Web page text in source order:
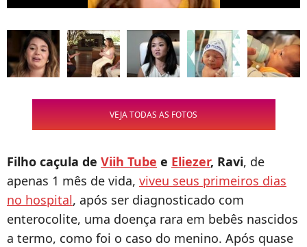
VEJA TODAS AS FOTOS
Filho caçula de Viih Tube e Eliezer, Ravi, de
apenas 1 mês de vida, viveu seus primeiros dias
no hospital, após ser diagnosticado com
enterocolite, uma doença rara em bebês nascidos
a termo, como foi o caso do menino. Após quase